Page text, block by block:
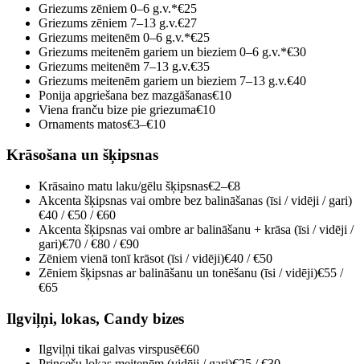
Griezums zēniem 0–6 g.v.*€25
Griezums zēniem 7–13 g.v.€27
Griezums meitenēm 0–6 g.v.*€25
Griezums meitenēm gariem un bieziem 0–6 g.v.*€30
Griezums meitenēm 7–13 g.v.€35
Griezums meitenēm gariem un bieziem 7–13 g.v.€40
Ponija apgriešana bez mazgāšanas€10
Viena franču bize pie griezuma€10
Ornaments matos€3–€10
Krāsošana un šķipsnas
Krāsaino matu laku/gēlu šķipsnas€2–€8
Akcenta šķipsnas vai ombre bez balināšanas (īsi / vidēji / gari)
€40 / €50 / €60
Akcenta šķipsnas vai ombre ar balināšanu + krāsa (īsi / vidēji /
gari)€70 / €80 / €90
Zēniem vienā tonī krāsot (īsi / vidēji)€40 / €50
Zēniem šķipsnas ar balināšanu un tonēšanu (īsi / vidēji)€55 /
€65
Ilgviļņi, lokas, Candy bizes
Ilgviļņi tikai galvas virspusē€60